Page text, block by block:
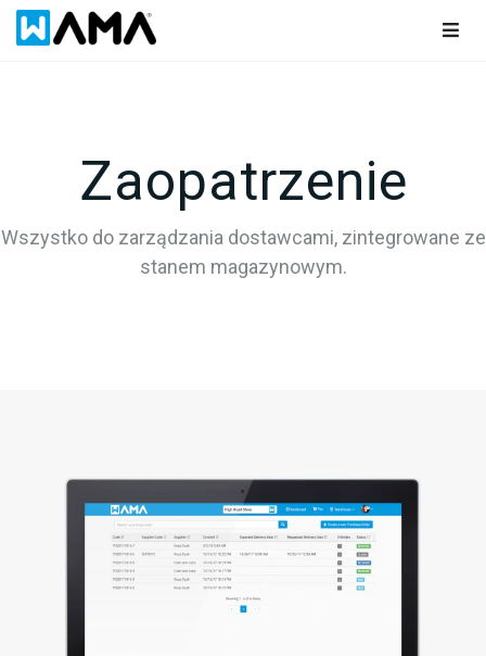
Zaopatrzenie
Wszystko do zarządzania dostawcami, zintegrowane ze
stanem magazynowym.